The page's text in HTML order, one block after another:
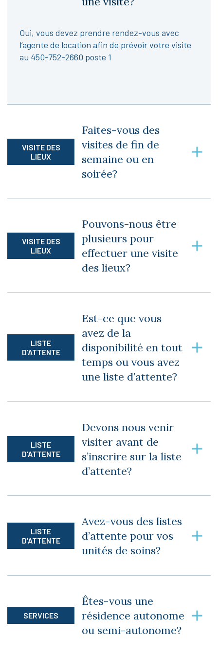
Oui, vous devez prendre rendez-vous avec
l’agente de location afin de prévoir votre visite
au 450-752-2660 poste 1
VISITE DES
LIEUX
Faites-vous des
visites de fin de
semaine ou en
soirée?
semaine ni de soirée, car nous devons aller chez
des résidents pour effectuer nos visites. Nous
respectons leurs vies privées.
VISITE DES
LIEUX
Pouvons-nous être
plusieurs pour
effectuer une visite
des lieux?
LISTE
D'ATTENTE
Est-ce que vous
avez de la
disponibilité en tout
temps ou vous avez
une liste d’attente?
des 3 et demi ou 4 et demi.
LISTE
D'ATTENTE
Devons nous venir
visiter avant de
s’inscrire sur la liste
d’attente?
de venir effectuer une visite des lieux avant
votre inscription.
LISTE
D'ATTENTE
Avez-vous des listes
d’attente pour vos
unités de soins?
unités de soins, mais parfois nous avons des
unités de disponibles. Prenez le temps de nous
appeler pour vérifier.
SERVICES
Êtes-vous une
résidence autonome
ou semi-autonome?